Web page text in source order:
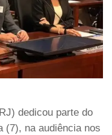
dedicou parte do
(7), na audiência nos